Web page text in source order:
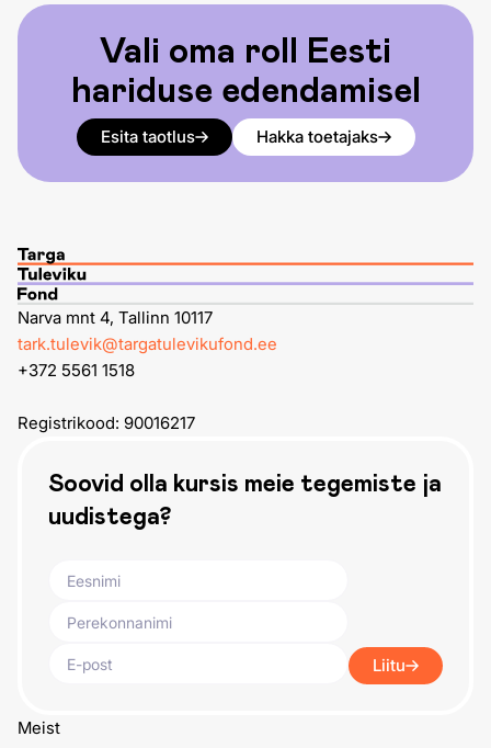
Vali oma roll Eesti
hariduse edendamisel
Esita taotlus Hakka toetajaks
Narva mnt 4, Tallinn 10117
tark.tulevik@targatulevikufond.ee
+372 5561 1518
Registrikood: 90016217
Soovid olla kursis meie tegemiste ja
uudistega?
Liitu
Meist